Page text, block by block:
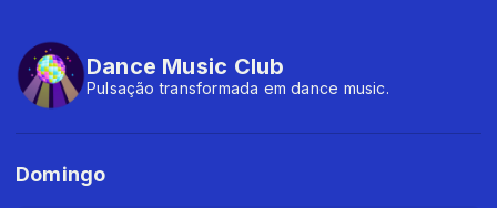
Dance Music Club
Pulsação transformada em dance music.
Domingo